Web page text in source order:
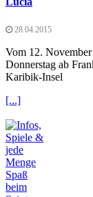
28.04.2015
Vom 12.
Donnerstag ab
Karibik-Insel
[...]